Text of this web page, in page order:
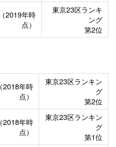
（2019年時
点）
東京23区ランキ
ング
第2位
（2018年時
点）
東京23区ランキン
グ
第2位
（2018年時
点）
東京23区ランキン
グ
第1位